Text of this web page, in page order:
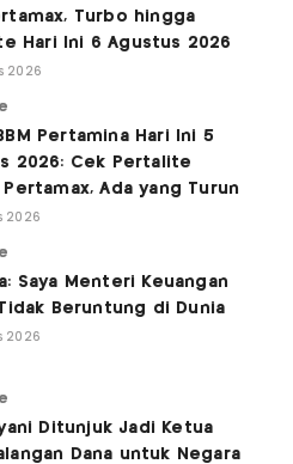
Turbo hingga
Hari Ini 6 Agustus 2026
2026
Pertamina Hari Ini 5
2026: Cek Pertalite
Pertamax, Ada yang Turun
2026
Saya Menteri Keuangan
Beruntung di Dunia
2026
Ditunjuk Jadi Ketua
Dana untuk Negara